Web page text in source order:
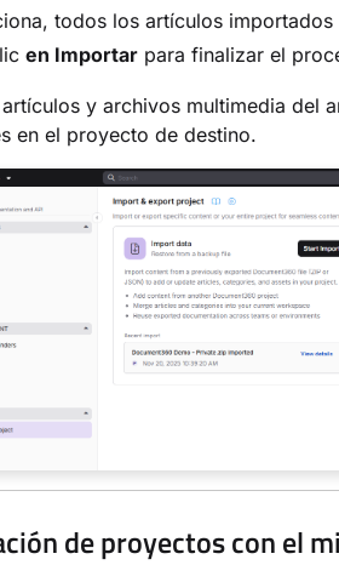
todos los artículos
en Importar para finalizar el
y archivos multimedia del
en el proyecto de destino.
de proyectos con el